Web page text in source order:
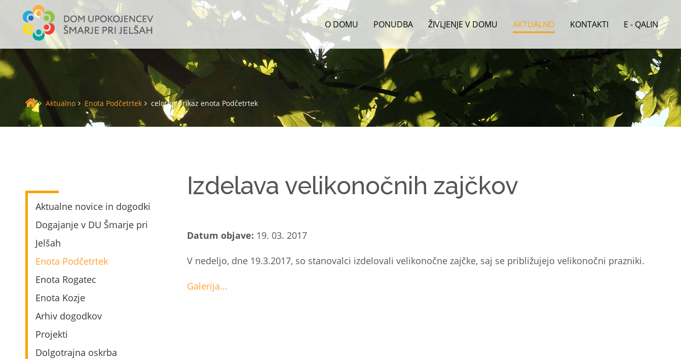
O DOMU PONUDBA ŽIVLJENJE V DOMU AKTUALNO KONTAKTI E - QALIN
Aktualno Enota Podčetrtek celoten prikaz enota Podčetrtek
Aktualne novice in dogodki
Dogajanje v DU Šmarje pri
Jelšah
Enota Podčetrtek
Enota Rogatec
Enota Kozje
Arhiv dogodkov
Projekti
Dolgotrajna oskrba
Izdelava velikonočnih zajčkov
Datum objave: 19. 03. 2017
V nedeljo, dne 19.3.2017, so stanovalci izdelovali velikonočne zajčke, saj se približujejo velikonočni prazniki.
Galerija...